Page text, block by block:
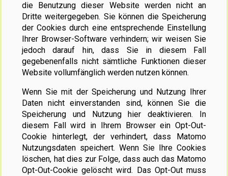
die Benutzung dieser Website werden nicht an
Dritte weitergegeben. Sie können die Speicherung
der Cookies durch eine entsprechende Einstellung
Ihrer Browser-Software verhindern; wir weisen Sie
jedoch darauf hin, dass Sie in diesem Fall
gegebenenfalls nicht sämtliche Funktionen dieser
Website vollumfänglich werden nutzen können.
Wenn Sie mit der Speicherung und Nutzung Ihrer
Daten nicht einverstanden sind, können Sie die
Speicherung und Nutzung hier deaktivieren. In
diesem Fall wird in Ihrem Browser ein Opt-Out-
Cookie hinterlegt, der verhindert, dass Matomo
Nutzungsdaten speichert. Wenn Sie Ihre Cookies
löschen, hat dies zur Folge, dass auch das Matomo
Opt-Out-Cookie gelöscht wird. Das Opt-Out muss